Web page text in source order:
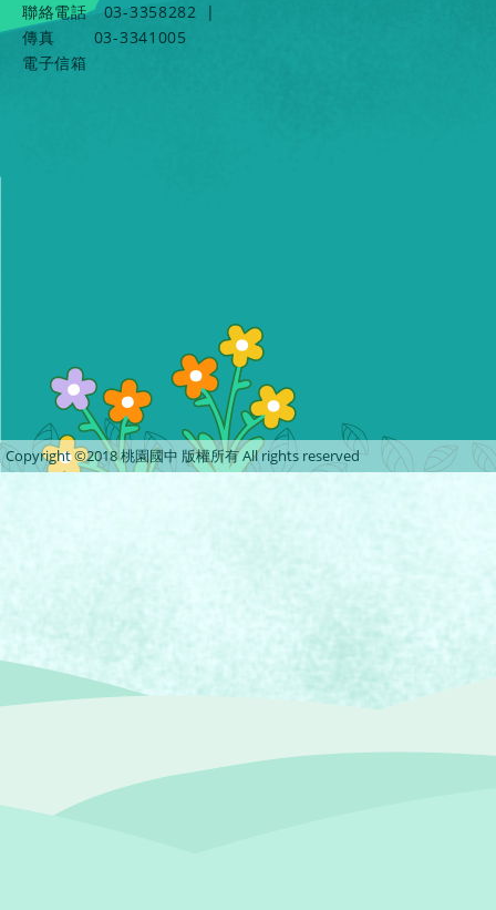
聯絡電話
03-3358282
|
傳真
03-3341005
電子信箱
Copyright ©2018 桃園國中 版權所有 All rights reserved